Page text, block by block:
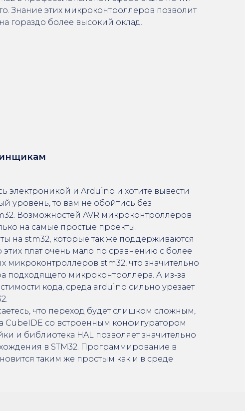
Знание этих микроконтроллеров позволит
гораздо более высокий оклад.
электроникой и Arduino и хотите вывести
уровень, то вам не обойтись без
Возможностей AVR микроконтроллеров
на самые простые проекты.
на stm32, которые так же поддерживаются
плат очень мало по сравнению с более
микроконтроллеров stm32, что значительно
подходящего микроконтроллера. А из-за
кода, среда arduino сильно урезает
что переход будет слишком сложным,
CubeIDE со встроенным конфигуратором
и библиотека HAL позволяет значительно
в STM32. Программирование в
таким же простым как и в среде